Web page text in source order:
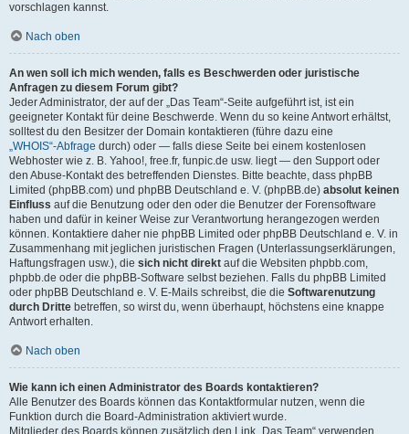
vorschlagen kannst.
Nach oben
An wen soll ich mich wenden, falls es Beschwerden oder juristische
Anfragen zu diesem Forum gibt?
Jeder Administrator, der auf der „Das Team“-Seite aufgeführt ist, ist ein
geeigneter Kontakt für deine Beschwerde. Wenn du so keine Antwort erhältst,
solltest du den Besitzer der Domain kontaktieren (führe dazu eine
„WHOIS“-Abfrage durch) oder — falls diese Seite bei einem kostenlosen
Webhoster wie z. B. Yahoo!, free.fr, funpic.de usw. liegt — den Support oder
den Abuse-Kontakt des betreffenden Dienstes. Bitte beachte, dass phpBB
Limited (phpBB.com) und phpBB Deutschland e. V. (phpBB.de) absolut keinen
Einfluss auf die Benutzung oder den oder die Benutzer der Forensoftware
haben und dafür in keiner Weise zur Verantwortung herangezogen werden
können. Kontaktiere daher nie phpBB Limited oder phpBB Deutschland e. V. in
Zusammenhang mit jeglichen juristischen Fragen (Unterlassungserklärungen,
Haftungsfragen usw.), die sich nicht direkt auf die Websiten phpbb.com,
phpbb.de oder die phpBB-Software selbst beziehen. Falls du phpBB Limited
oder phpBB Deutschland e. V. E-Mails schreibst, die die Softwarenutzung
durch Dritte betreffen, so wirst du, wenn überhaupt, höchstens eine knappe
Antwort erhalten.
Nach oben
Wie kann ich einen Administrator des Boards kontaktieren?
Alle Benutzer des Boards können das Kontaktformular nutzen, wenn die
Funktion durch die Board-Administration aktiviert wurde.
Mitglieder des Boards können zusätzlich den Link „Das Team“ verwenden.